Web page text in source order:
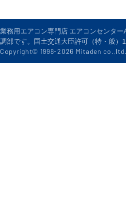
業務用エアコン専門店 エアコンセンタ
調部です。国土交通大臣許可（特・般）
Copyright© 1998-2026 Mitaden